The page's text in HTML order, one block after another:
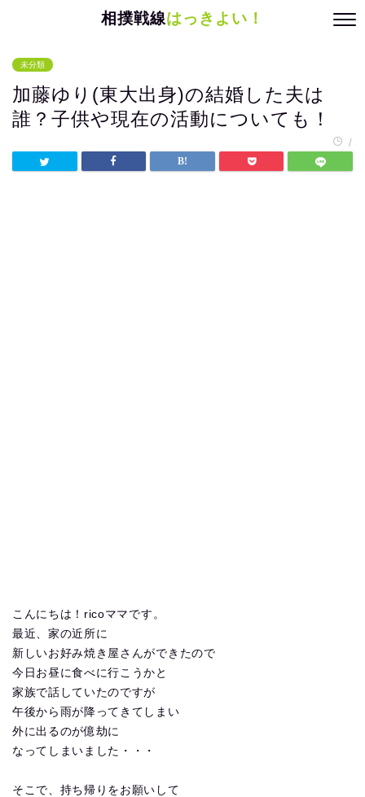
相撲戦線はっきよい！
未分類
加藤ゆり(東大出身)の結婚した夫は
誰？子供や現在の活動についても！
/
こんにちは！ricoママです。
最近、家の近所に
新しいお好み焼き屋さんができたので
今日お昼に食べに行こうかと
家族で話していたのですが
午後から雨が降ってきてしまい
外に出るのが億劫に
なってしまいました・・・
そこで、持ち帰りをお願いして